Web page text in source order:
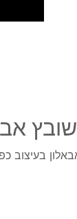
בעיצוב